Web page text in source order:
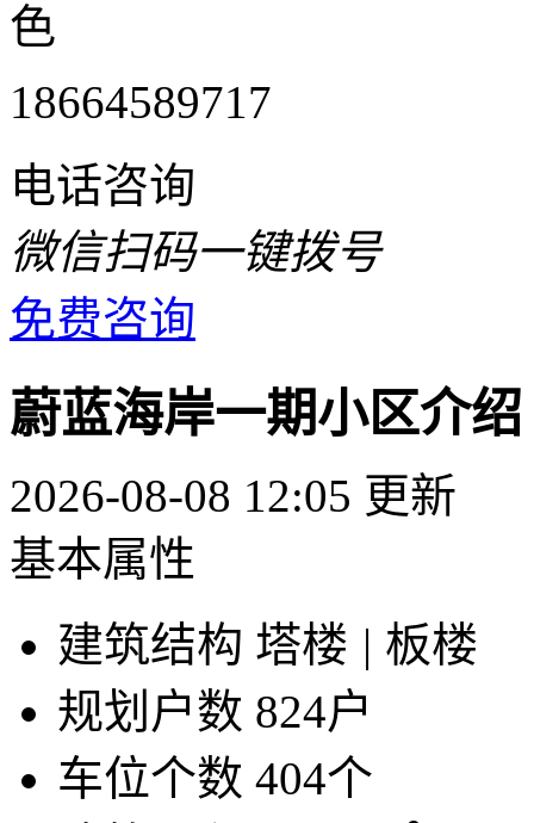
色
18664589717
电话咨询
微信扫码一键拨号
免费咨询
蔚蓝海岸一期小区介绍
2026-08-08 12:05 更新
基本属性
建筑结构 塔楼 | 板楼
规划户数 824户
车位个数 404个